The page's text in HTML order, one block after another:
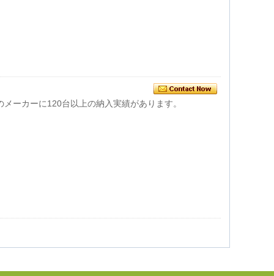
ーカーに120台以上の納入実績があります。